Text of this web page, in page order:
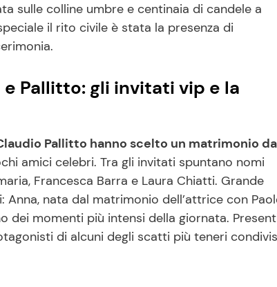
sulle colline umbre e centinaia di candele a
il rito civile è stata la presenza di
Pallitto: gli invitati vip e la
Pallitto hanno scelto un matrimonio
amici celebri. Tra gli invitati spuntano nomi
Francesca Barra e Laura Chiatti. Grande
nata dal matrimonio dell’attrice con
dei momenti più intensi della giornata.
di alcuni degli scatti più teneri